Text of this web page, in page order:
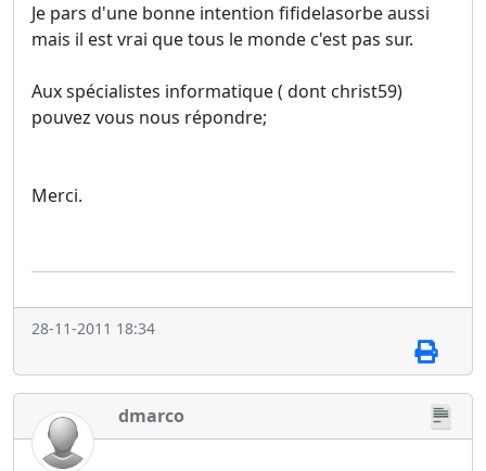
Je pars d'une bonne intention fifidelasorbe aussi
mais il est vrai que tous le monde c'est pas sur.
Aux spécialistes informatique ( dont christ59)
pouvez vous nous répondre;
Merci.
28-11-2011 18:34
dmarco